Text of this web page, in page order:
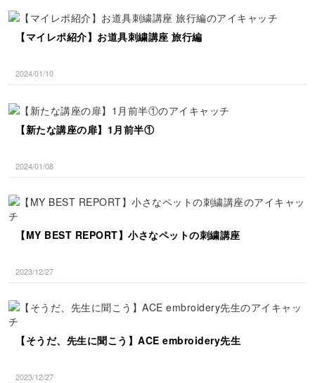
【マイレポ紹介】お道具刺繍講座 旅行編
2024/01/10
【新たな講座の扉】1月前半①
2024/01/08
【MY BEST REPORT】小さなペットの刺繍講座
2023/12/27
【そうだ、先生に聞こう】ACE embroidery先生
2023/12/27